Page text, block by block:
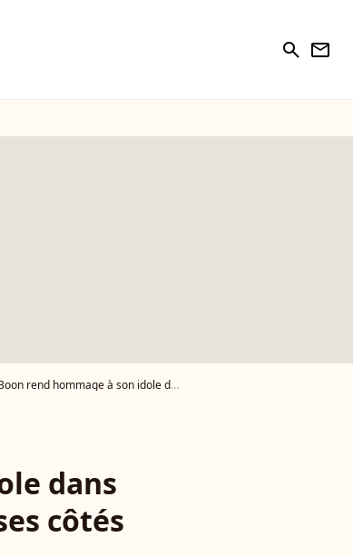
search newsletter
à son idole dans Vivement dimanche, la famille du disparu à ses côtés
dans
côtés